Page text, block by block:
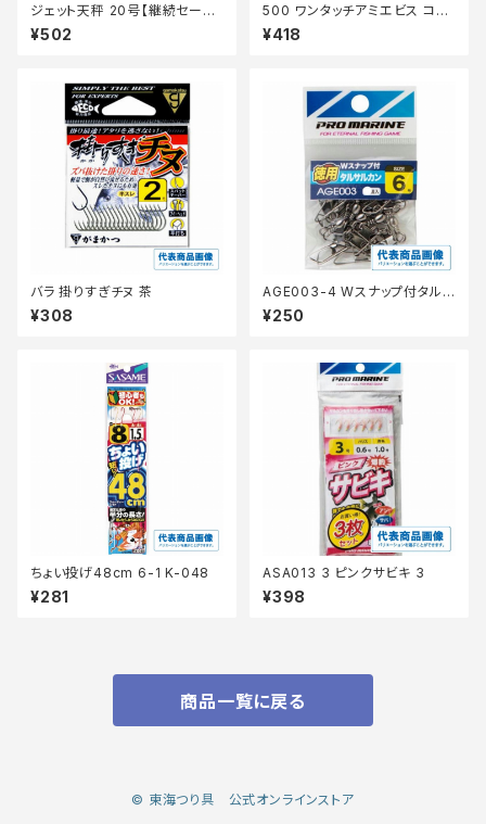
ジェット天秤 20号【継続セール_
仕掛】
¥502
500 ワンタッチアミエビス コッ
プM
¥418
バラ 掛りすぎチヌ 茶
¥308
AGE003-4 Wスナップ付タルサ
ルカンブラック 4号徳用
¥250
ちょい投げ48cm 6-1 K-048
¥281
ASA013 3 ピンクサビキ 3
¥398
商品一覧に戻る
© 東海つり具 公式オンラインストア